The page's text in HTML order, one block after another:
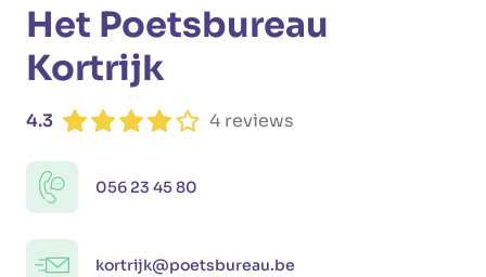
Het Poetsbureau
Kortrijk
4.3 4 reviews
056 23 45 80
kortrijk@poetsbureau.be